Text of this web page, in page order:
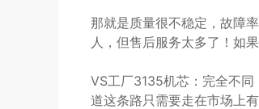
那就是质量很不稳定，故障
人，但售后服务太多了！如
VS工厂3135机芯：完全不
道这条路只需要走在市场上有